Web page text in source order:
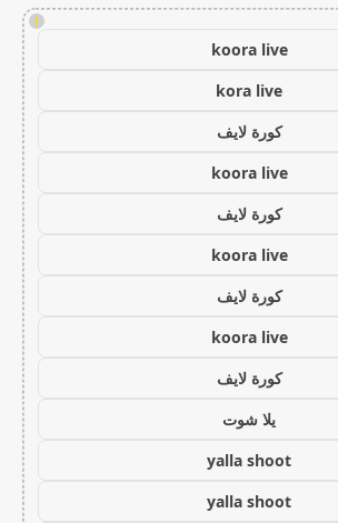
!
koora live
kora live
كورة لايف
koora live
كورة لايف
koora live
كورة لايف
koora live
كورة لايف
يلا شوت
yalla shoot
yalla shoot